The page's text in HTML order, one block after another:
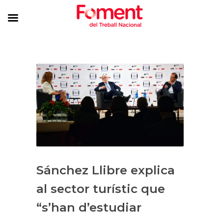
Sánchez Llibre explica
al sector turístic que
“s’han d’estudiar